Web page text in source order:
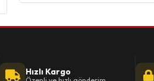
Hızlı Kargo